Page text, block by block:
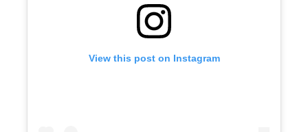
View this post on Instagram